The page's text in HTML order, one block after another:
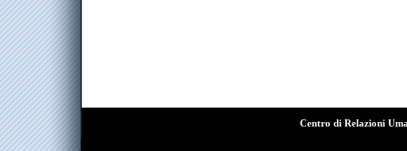
Centro di Relazioni